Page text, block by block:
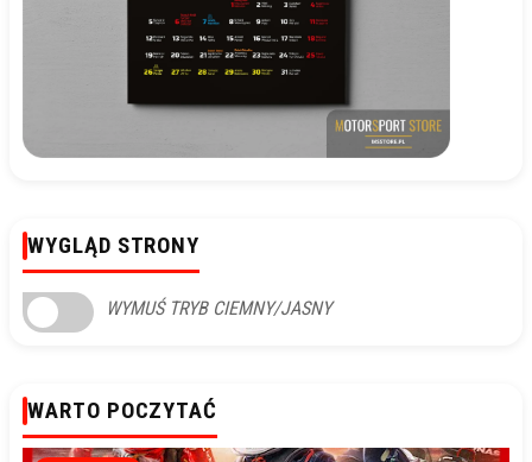
WYGLĄD STRONY
WYMUŚ TRYB CIEMNY/JASNY
WARTO POCZYTAĆ